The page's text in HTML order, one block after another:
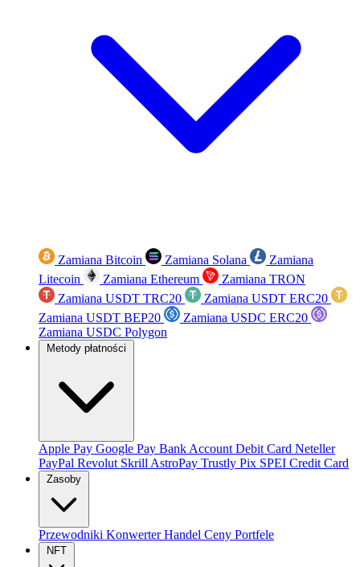
Zamiana Bitcoin Zamiana Solana
Zamiana
Litecoin
Zamiana Ethereum
Zamiana TRON
Zamiana USDT TRC20
Zamiana USDT ERC20
Zamiana USDT BEP20
Zamiana USDC ERC20
Zamiana USDC Polygon
Metody płatności
Apple Pay Google Pay Bank Account Debit Card Neteller
PayPal Revolut Skrill AstroPay Trustly Pix SPEI Credit Card
Zasoby
Przewodniki KonwerterHandel Ceny Portfele
NFT